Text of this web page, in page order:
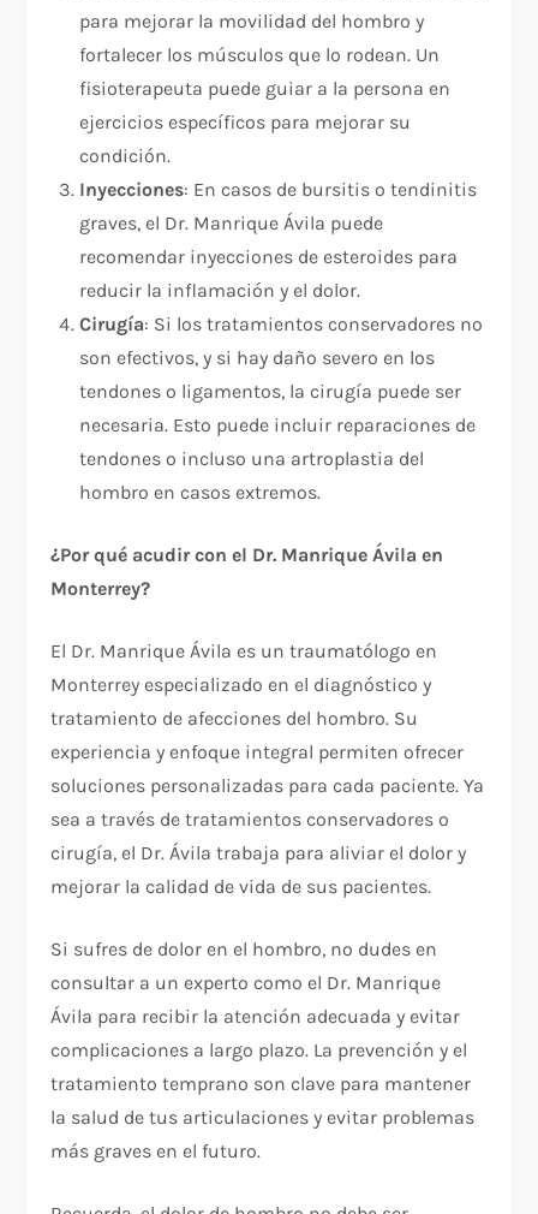
para mejorar la movilidad del hombro y
fortalecer los músculos que lo rodean. Un
fisioterapeuta puede guiar a la persona en
ejercicios específicos para mejorar su
condición.
Inyecciones: En casos de bursitis o tendinitis
graves, el Dr. Manrique Ávila puede
recomendar inyecciones de esteroides para
reducir la inflamación y el dolor.
Cirugía: Si los tratamientos conservadores no
son efectivos, y si hay daño severo en los
tendones o ligamentos, la cirugía puede ser
necesaria. Esto puede incluir reparaciones de
tendones o incluso una artroplastia del
hombro en casos extremos.
¿Por qué acudir con el Dr. Manrique Ávila en
Monterrey?
El Dr. Manrique Ávila es un traumatólogo en
Monterrey especializado en el diagnóstico y
tratamiento de afecciones del hombro. Su
experiencia y enfoque integral permiten ofrecer
soluciones personalizadas para cada paciente. Ya
sea a través de tratamientos conservadores o
cirugía, el Dr. Ávila trabaja para aliviar el dolor y
mejorar la calidad de vida de sus pacientes.
Si sufres de dolor en el hombro, no dudes en
consultar a un experto como el Dr. Manrique
Ávila para recibir la atención adecuada y evitar
complicaciones a largo plazo. La prevención y el
tratamiento temprano son clave para mantener
la salud de tus articulaciones y evitar problemas
más graves en el futuro.